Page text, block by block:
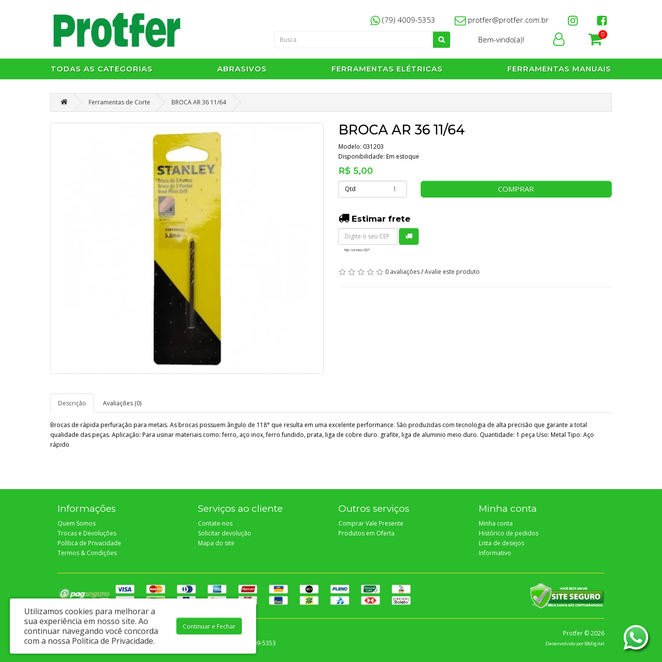
(79) 4009-5353 protfer@protfer.com.br
Bem-vindo(a)!
0
TODAS AS CATEGORIAS ABRASIVOS FERRAMENTAS ELÉTRICAS FERRAMENTAS MANUAIS
Ferramentas de Corte BROCA AR 36 11/64
BROCA AR 36 11/64
Modelo: 031203
Disponibilidade: Em estoque
R$ 5,00
Qtd COMPRAR
Estimar frete
Não sei meu CEP
0 avaliações/Avalie este produto
Descrição Avaliações (0)
Brocas de rápida perfuração para metais. As brocas possuem ângulo de 118° que resulta em uma excelente performance. São produzidas com tecnologia de alta precisão que garante a total
qualidade das peças. Aplicação: Para usinar materiais como: ferro, aço inox, ferro fundido, prata, liga de cobre duro. grafite, liga de aluminio meio duro. Quantidade: 1 peça Uso: Metal Tipo: Aço
rápido
Informações
Quem Somos
Trocas e Devoluções
Política de Privacidade
Termos & Condições
Serviços ao cliente
Contate-nos
Solicitar devolução
Mapa do site
Outros serviços
Comprar Vale Presente
Produtos em Oferta
Minha conta
Minha conta
Histórico de pedidos
Lista de desejos
Informativo
Proteção e Ferramentas Ltda - CNPJ: 04.547.233/0001-60
Av. Coelho e Campos, 972 - Sergipe / Aracaju - CEP 49060-000 - (79) 4009-5353
Protfer © 2026
Desenvolvido por88digital
Utilizamos cookies para melhorar a
sua experiência em nosso site. Ao
continuar navegando você concorda
com a nossa Política de Privacidade.
Continuar e Fechar